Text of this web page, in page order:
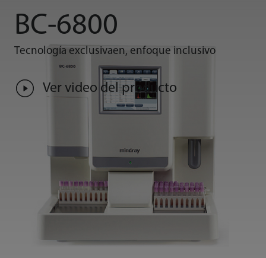
BC-6800
Tecnología exclusivaen, enfoque inclusivo
Ver video del producto